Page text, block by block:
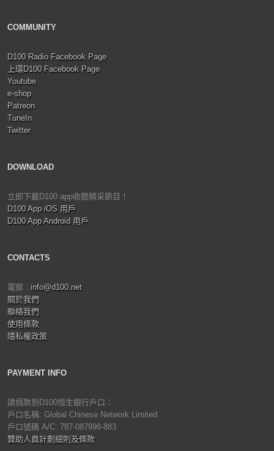
COMMUNITY
D100 Radio Facebook Page
上環D100 Facebook Page
Youtube
e-shop
Patreon
TuneIn
Twitter
DOWNLOAD
立即下載D100 app收聽精采節目！
D100 App iOS 用戶
D100 App Android 用戶
CONTACTS
電郵 : info@d100.net
關於我們
聯絡我們
使用條款
隱私權政策
PAYMENT INFO
請捐款到D100恒生銀行戶口：
戶口名稱: Global Chinese Network Limited
戶口號碼 A/C: 787-087998-883
贊助人員計劃細則及條款